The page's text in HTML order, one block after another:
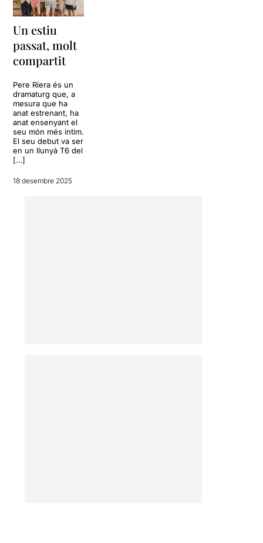
Un estiu
passat, molt
compartit
Pere Riera és un
dramaturg que, a
mesura que ha
anat estrenant, ha
anat ensenyant el
seu món més íntim.
El seu debut va ser
en un llunyà T6 del
[…]
18 desembre 2025